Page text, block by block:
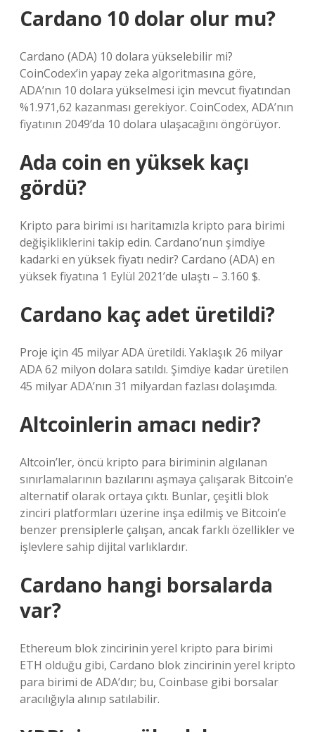
Cardano 10 dolar olur mu?
Cardano (ADA) 10 dolara yükselebilir mi?
CoinCodex’in yapay zeka algoritmasına göre,
ADA’nın 10 dolara yükselmesi için mevcut fiyatından
%1.971,62 kazanması gerekiyor. CoinCodex, ADA’nın
fiyatının 2049’da 10 dolara ulaşacağını öngörüyor.
Ada coin en yüksek kaçı
gördü?
Kripto para birimi ısı haritamızla kripto para birimi
değişikliklerini takip edin. Cardano’nun şimdiye
kadarki en yüksek fiyatı nedir? Cardano (ADA) en
yüksek fiyatına 1 Eylül 2021’de ulaştı – 3.160 $.
Cardano kaç adet üretildi?
Proje için 45 milyar ADA üretildi. Yaklaşık 26 milyar
ADA 62 milyon dolara satıldı. Şimdiye kadar üretilen
45 milyar ADA’nın 31 milyardan fazlası dolaşımda.
Altcoinlerin amacı nedir?
Altcoin’ler, öncü kripto para biriminin algılanan
sınırlamalarının bazılarını aşmaya çalışarak Bitcoin’e
alternatif olarak ortaya çıktı. Bunlar, çeşitli blok
zinciri platformları üzerine inşa edilmiş ve Bitcoin’e
benzer prensiplerle çalışan, ancak farklı özellikler ve
işlevlere sahip dijital varlıklardır.
Cardano hangi borsalarda
var?
Ethereum blok zincirinin yerel kripto para birimi
ETH olduğu gibi, Cardano blok zincirinin yerel kripto
para birimi de ADA’dır; bu, Coinbase gibi borsalar
aracılığıyla alınıp satılabilir.